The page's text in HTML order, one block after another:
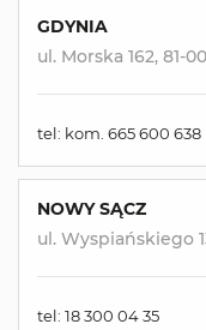
GDYNIA
ul. Morska 162, 81-
tel: kom. 665 600 638
NOWY SĄCZ
ul. Wyspiańskiego
tel: 18 300 04 35